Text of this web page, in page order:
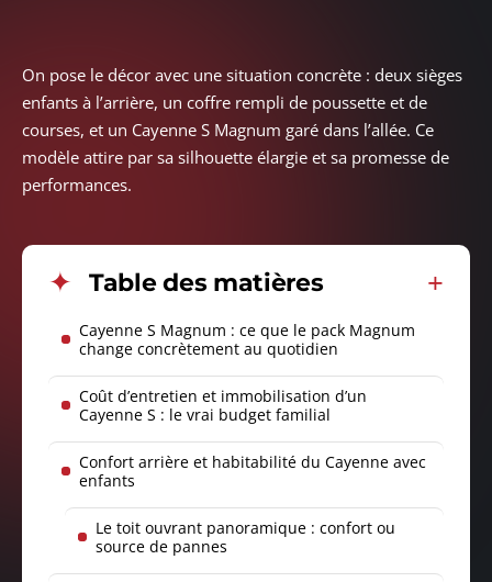
On pose le décor avec une situation concrète : deux sièges
enfants à l’arrière, un coffre rempli de poussette et de
courses, et un Cayenne S Magnum garé dans l’allée. Ce
modèle attire par sa silhouette élargie et sa promesse de
performances.
Table des matières
Cayenne S Magnum : ce que le pack Magnum
change concrètement au quotidien
Coût d’entretien et immobilisation d’un
Cayenne S : le vrai budget familial
Confort arrière et habitabilité du Cayenne avec
enfants
Le toit ouvrant panoramique : confort ou
source de pannes